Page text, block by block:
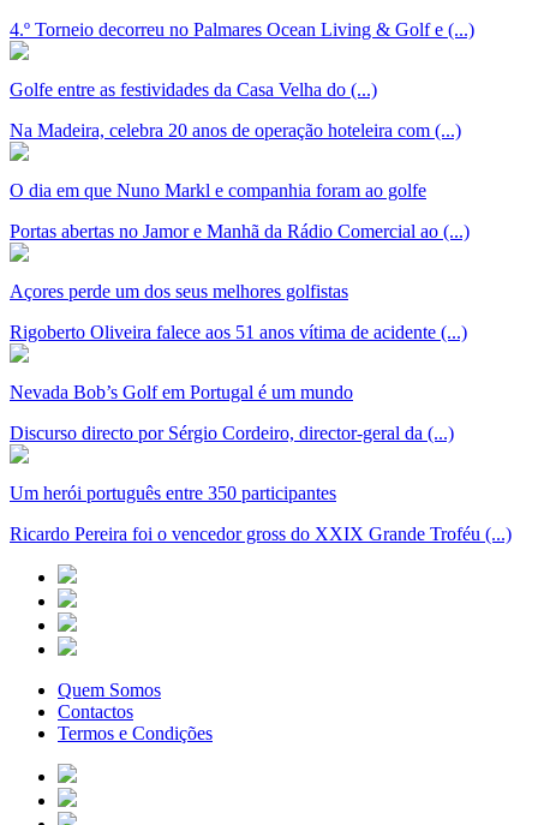
4.º Torneio decorreu no Palmares Ocean Living & Golf e (...)
Golfe entre as festividades da Casa Velha do (...)
Na Madeira, celebra 20 anos de operação hoteleira com (...)
O dia em que Nuno Markl e companhia foram ao golfe
Portas abertas no Jamor e Manhã da Rádio Comercial ao (...)
Açores perde um dos seus melhores golfistas
Rigoberto Oliveira falece aos 51 anos vítima de acidente (...)
Nevada Bob’s Golf em Portugal é um mundo
Discurso directo por Sérgio Cordeiro, director-geral da (...)
Um herói português entre 350 participantes
Ricardo Pereira foi o vencedor gross do XXIX Grande Troféu (...)
Quem Somos
Contactos
Termos e Condições